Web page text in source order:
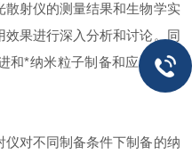
射仪的测量结果和生物学实
果进行深入分析和讨论。同
和*纳米粒子制备和应用的方
对不同制备条件下制备的纳